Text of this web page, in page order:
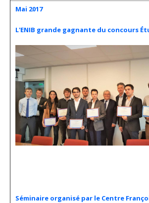
Mai 2017
L'ENIB grande gagnante du concours
Séminaire organisé par le Centre